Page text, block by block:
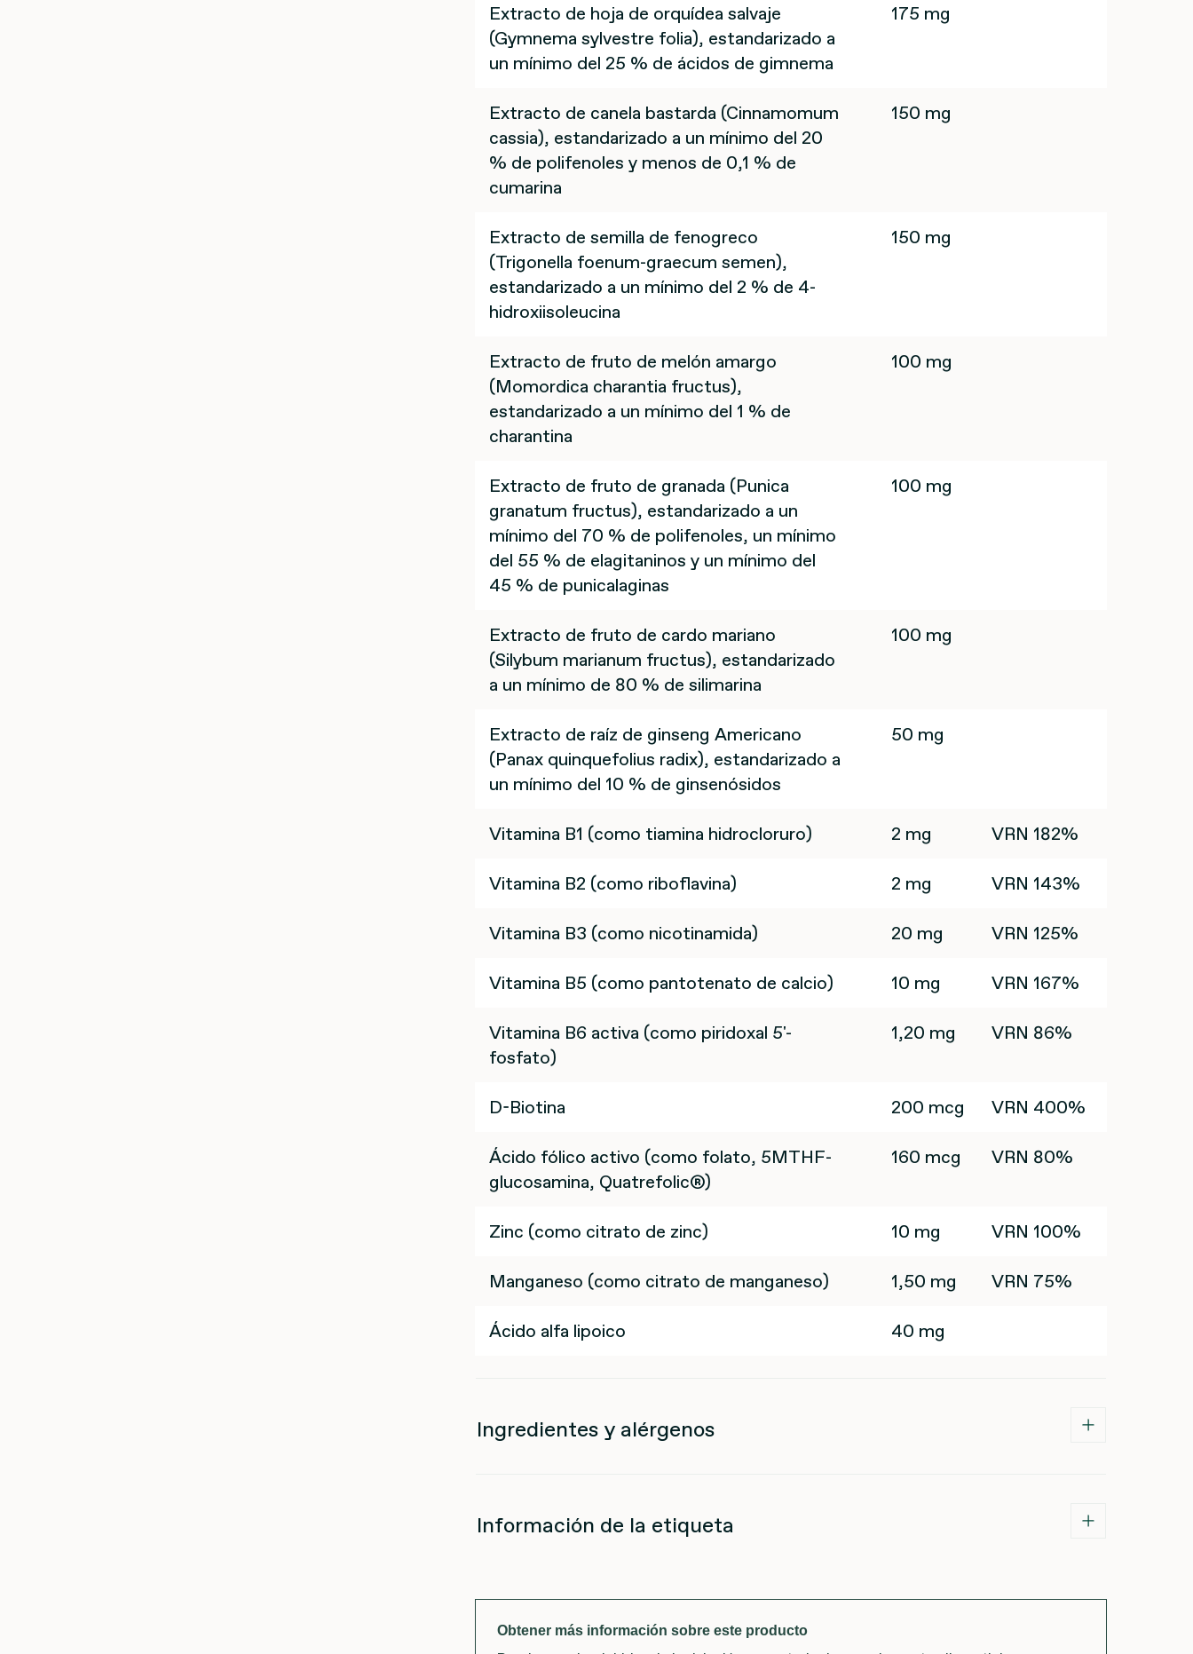
Extracto de hoja de orquídea salvaje
(Gymnema sylvestre folia), estandarizado a
un mínimo del 25 % de ácidos de gimnema
175 mg
Extracto de canela bastarda (Cinnamomum
cassia), estandarizado a un mínimo del 20
% de polifenoles y menos de 0,1 % de
cumarina
150 mg
Extracto de semilla de fenogreco
(Trigonella foenum-graecum semen),
estandarizado a un mínimo del 2 % de 4-
hidroxiisoleucina
150 mg
Extracto de fruto de melón amargo
(Momordica charantia fructus),
estandarizado a un mínimo del 1 % de
charantina
100 mg
Extracto de fruto de granada (Punica
granatum fructus), estandarizado a un
mínimo del 70 % de polifenoles, un mínimo
del 55 % de elagitaninos y un mínimo del
45 % de punicalaginas
100 mg
Extracto de fruto de cardo mariano
(Silybum marianum fructus), estandarizado
a un mínimo de 80 % de silimarina
100 mg
Extracto de raíz de ginseng Americano
(Panax quinquefolius radix), estandarizado a
un mínimo del 10 % de ginsenósidos
50 mg
Vitamina B1 (como tiamina hidrocloruro) 2 mg
VRN 182%
Vitamina B2 (como riboflavina)
2 mg
VRN 143%
Vitamina B3 (como nicotinamida)
20 mg
VRN 125%
Vitamina B5 (como pantotenato de calcio)
10 mg
VRN 167%
Vitamina B6 activa (como piridoxal 5'-
fosfato)
1,20 mg VRN 86%
D-Biotina 200 mcg
VRN 400%
Ácido fólico activo (como folato, 5MTHF-
glucosamina, Quatrefolic®)
160 mcg VRN 80%
Zinc (como citrato de zinc) 10 mg
VRN 100%
Manganeso (como citrato de manganeso)
1,50 mg
VRN 75%
Ácido alfa lipoico
40 mg
Ingredientes y alérgenos
Información de la etiqueta
Obtener más información sobre este producto